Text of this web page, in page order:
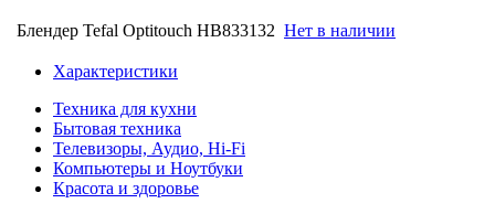
Блендер Tefal Optitouch HB833132 Нет в наличии
Характеристики
Техника для кухни
Бытовая техника
Телевизоры, Аудио, Hi-Fi
Компьютеры и Ноутбуки
Красота и здоровье